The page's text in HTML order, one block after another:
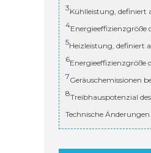
3Kühlleistung, definiert
4Energieeffizienzgröße
5Heizleistung, definiert
6Energieeffizienzgröße
7Geräuschemissionen
8Treibhauspotenzial
Technische